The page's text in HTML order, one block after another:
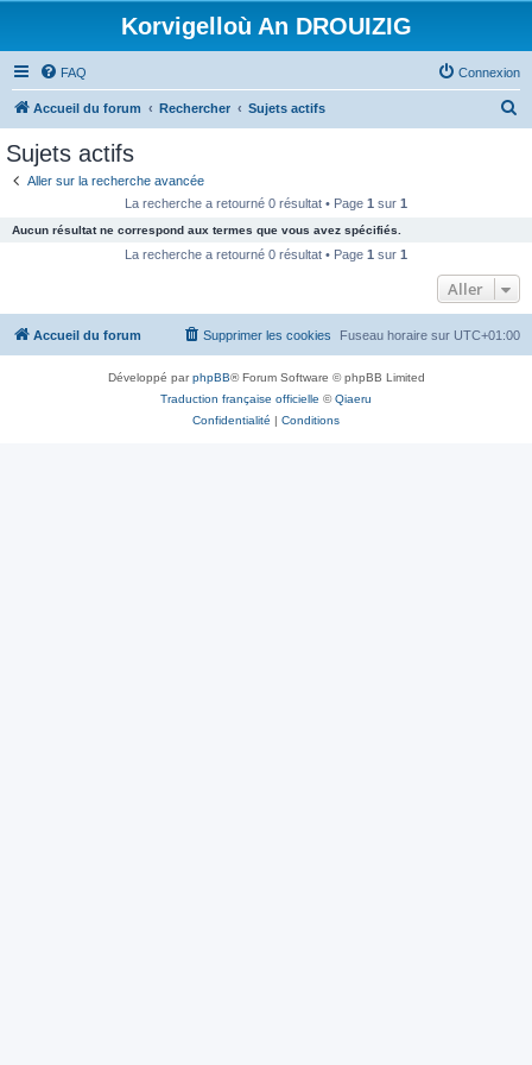
Korvigelloù An DROUIZIG
FAQ Connexion
Accueil du forum Rechercher Sujets actifs
c
e
Sujets actifs
Aller sur la recherche avancée
La recherche a retourné 0 résultat • Page 1 sur 1
Aucun résultat ne correspond aux termes que vous avez spécifiés.
La recherche a retourné 0 résultat • Page 1 sur 1
Aller
Accueil du forum Fuseau horaire sur UTC+01:00
Supprimer les cookies
Développé parphpBB® Forum Software © phpBB Limited
Traduction française officielle ©Qiaeru
Confidentialité | Conditions